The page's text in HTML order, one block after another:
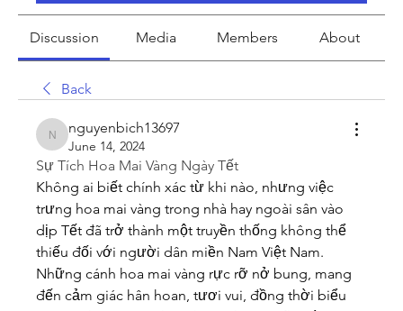
Discussion Media Members About
Back
nguyenbich13697
nguyenbich13697
June 14, 2024
Sự Tích Hoa Mai Vàng Ngày Tết
Không ai biết chính xác từ khi nào, nhưng việc
trưng hoa mai vàng trong nhà hay ngoài sân vào
dịp Tết đã trở thành một truyền thống không thể
thiếu đối với người dân miền Nam Việt Nam.
Những cánh hoa mai vàng rực rỡ nở bung, mang
đến cảm giác hân hoan, tươi vui, đồng thời biểu